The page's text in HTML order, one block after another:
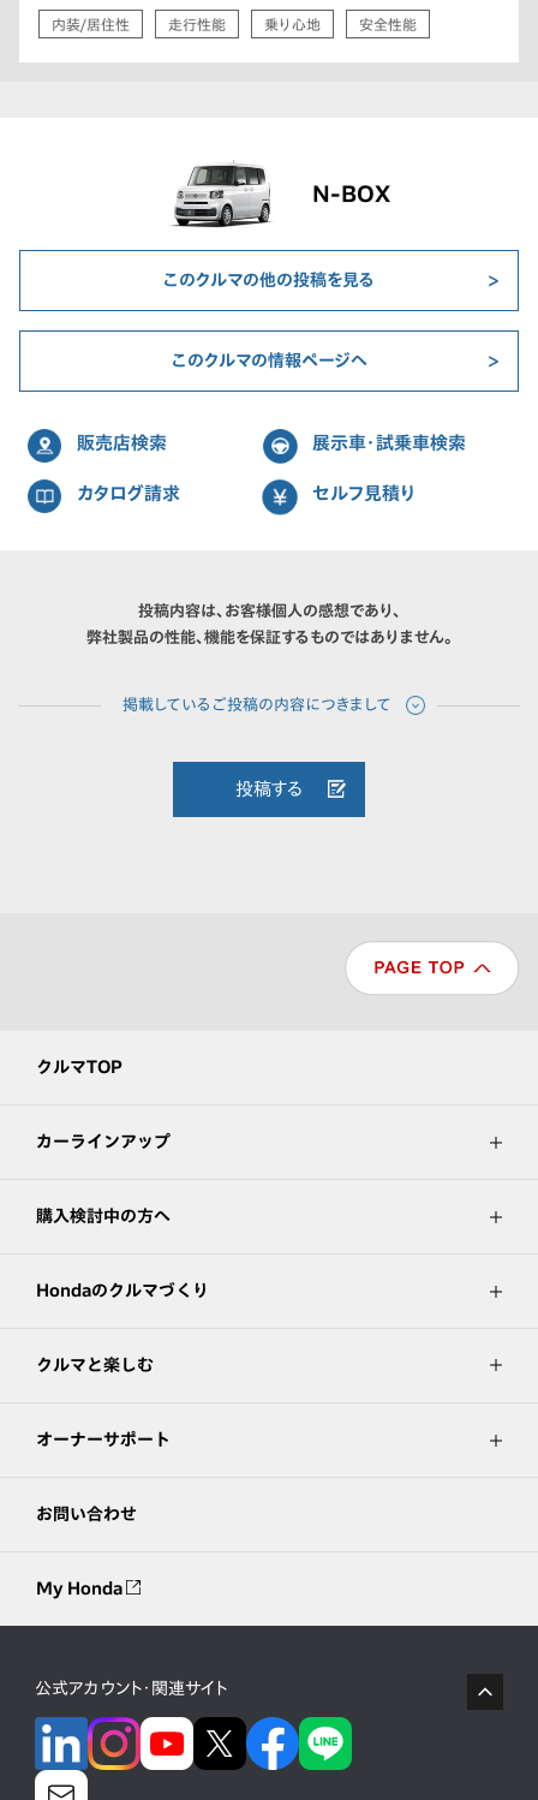
内装/居住性 走行性能 乗り心地 安全性能
N-BOX
このクルマの他の投稿を見る
このクルマの情報ページへ
販売店検索 展示車・試乗車検索
カタログ請求 セルフ見積り
投稿内容は、お客様個人の感想であり、
弊社製品の性能、機能を保証するものではありません。
投稿する
クルマTOP
カーラインアップ
購入検討中の方へ
Hondaのクルマづくり
クルマと楽しむ
オーナーサポート
お問い合わせ
My Honda
公式アカウント・関連サイト